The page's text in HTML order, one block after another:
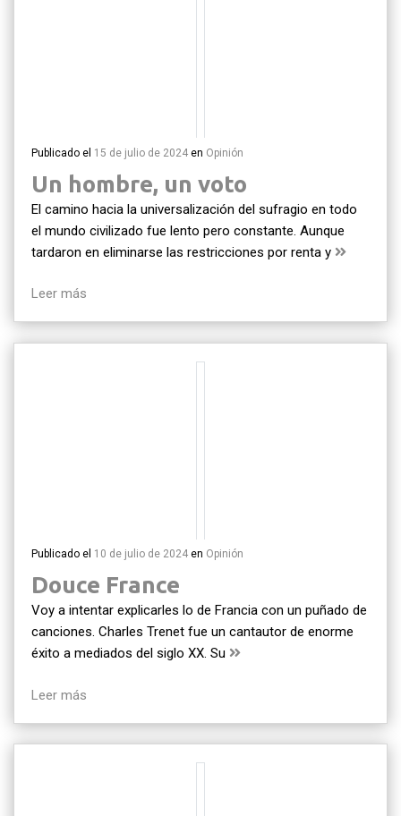
Publicado el 15 de julio de 2024 en Opinión
Un hombre, un voto
El camino hacia la universalización del sufragio en todo
el mundo civilizado fue lento pero constante. Aunque
tardaron en eliminarse las restricciones por renta y
Leer más
Publicado el 10 de julio de 2024 en Opinión
Douce France
Voy a intentar explicarles lo de Francia con un puñado de
canciones. Charles Trenet fue un cantautor de enorme
éxito a mediados del siglo XX. Su
Leer más